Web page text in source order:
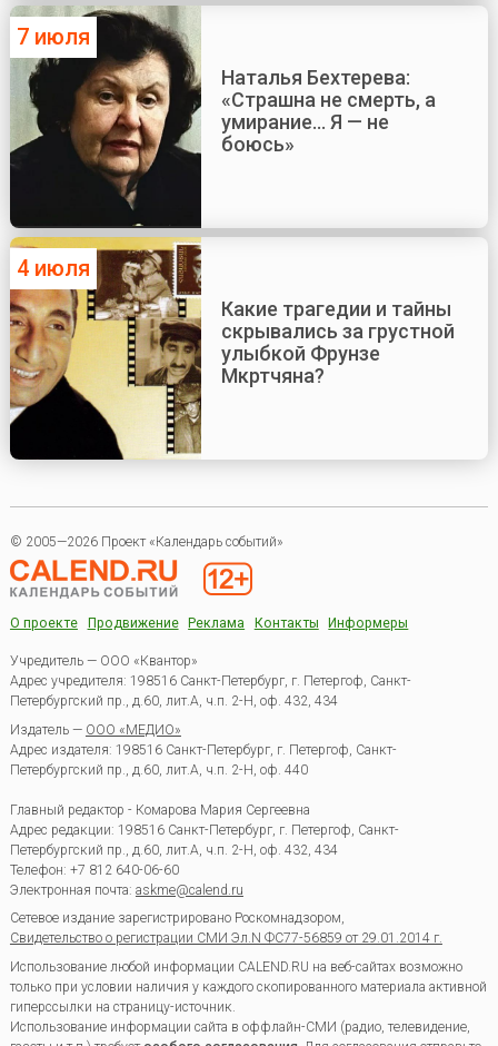
7 июля
Наталья Бехтерева:
«Страшна не смерть, а
умирание... Я — не
боюсь»
4 июля
Какие трагедии и тайны
скрывались за грустной
улыбкой Фрунзе
Мкртчяна?
© 2005—2026 Проект «Календарь событий»
О проекте Продвижение Реклама Контакты Информеры
Учредитель — ООО «Квантор»
Адрес учредителя: 198516 Санкт-Петербург, г. Петергоф, Санкт-
Петербургский пр., д.60, лит.А, ч.п. 2-Н, оф. 432, 434
Издатель — ООО «МЕДИО»
Адрес издателя: 198516 Санкт-Петербург, г. Петергоф, Санкт-
Петербургский пр., д.60, лит.А, ч.п. 2-Н, оф. 440
Главный редактор - Комарова Мария Сергеевна
Адрес редакции: 198516 Санкт-Петербург, г. Петергоф Санкт-
Петербургский пр., д.60, лит.А, ч.п. 2-Н, оф. 432, 434
Телефон: +7 812 640-06-60
Электронная почта: askme@calend.ru
Сетевое издание зарегистрировано Роскомнадзором,
Свидетельство о регистрации СМИ Эл.N ФС77-56859 от 29.01.2014 г.
Использование любой информации CALEND.RU на веб-сайтах возможно
только при условии наличия у каждого скопированного материала активной
гиперссылки на страницу-источник.
Использование информации сайта в оффлайн-СМИ (радио, телевидение,